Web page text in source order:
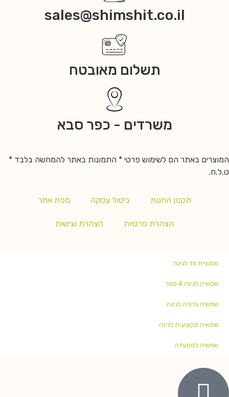
sales@shimshit.co.il
תשלום מאובטח
משרדים - כפר סבא
המוצרים באתר הם לשימוש פרטי * התמונות באתר להמחשה בלבד *
ט.ל.ח.
תקנון החנות ביטול עסקה מפת אתר
הצהרת פרטיות הצהרת נגישות
שמשיית צד לגינה
שמשיה לגינה 4 מטר
שמשיה גדולה לגינה
שמשיה מקצועית לגינה
שמשיה למסעדה